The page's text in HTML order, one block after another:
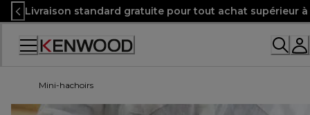
Skip
to
Content
Livraison standard gratuite pour tout achat supérieur
Mini-hachoirs